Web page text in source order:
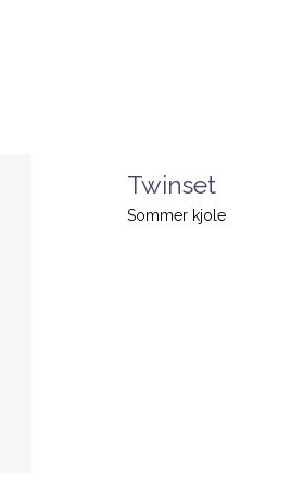
Twinset
Sommer kjole